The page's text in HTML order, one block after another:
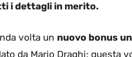
i dettagli in merito.
volta un nuovo bonus
da Mario Draghi; questa